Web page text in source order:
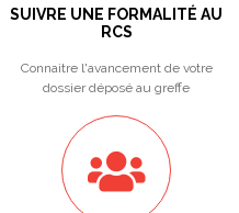
SUIVRE UNE FORMALITÉ AU
RCS
Connaitre l'avancement de votre
dossier déposé au greffe